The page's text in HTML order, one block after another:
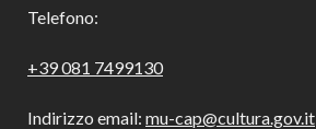
Telefono:
+39 081 7499130
Indirizzo email: mu-cap@cultura.gov.it